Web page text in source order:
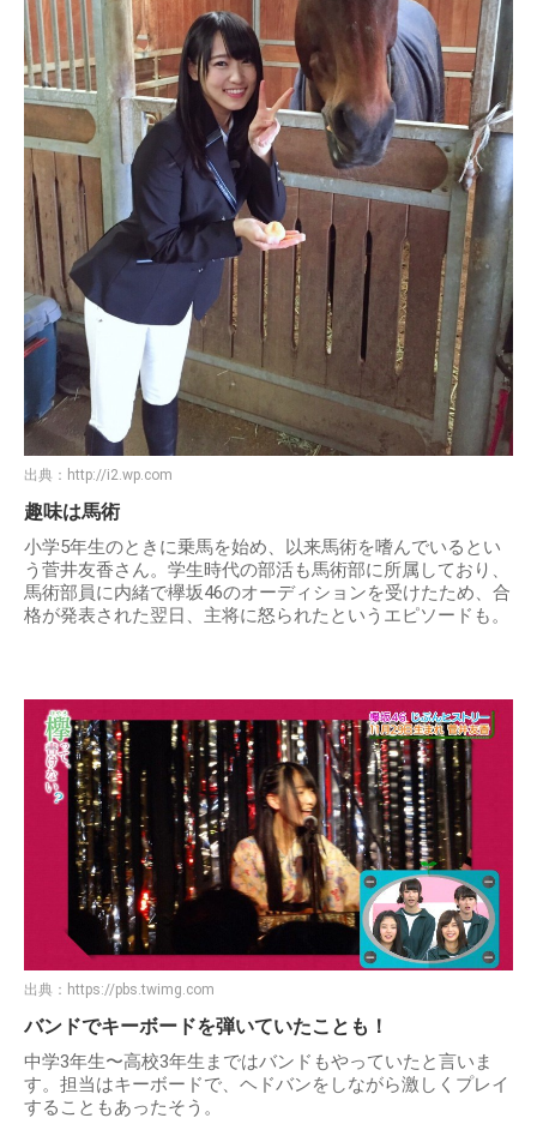
出典： http://i2.wp.com
趣味は馬術
小学5年生のときに乗馬を始め、以来馬術を嗜んでいるとい
う菅井友香さん。学生時代の部活も馬術部に所属しており、
馬術部員に内緒で欅坂46のオーディションを受けたため、合
格が発表された翌日、主将に怒られたというエピソードも。
出典： https://pbs.twimg.com
バンドでキーボードを弾いていたことも！
中学3年生〜高校3年生まではバンドもやっていたと言いま
す。担当はキーボードで、ヘドバンをしながら激しくプレイ
することもあったそう。